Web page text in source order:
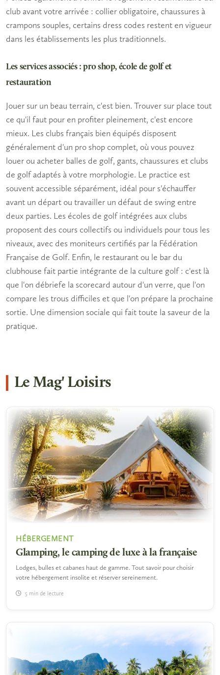
club avant votre arrivée : collier obligatoire, chaussures à
crampons souples, certains dress codes restent en vigueur
dans les établissements les plus traditionnels.
Les services associés : pro shop, école de golf et
restauration
Jouer sur un beau terrain, c'est bien. Trouver sur place tout
ce qu'il faut pour en profiter pleinement, c'est encore
mieux. Les clubs français bien équipés disposent
généralement d'un pro shop complet, où vous pouvez
louer ou acheter balles de golf, gants, chaussures et clubs
de golf adaptés à votre morphologie. Le practice est
souvent accessible séparément, idéal pour s'échauffer
avant un départ ou travailler un défaut de swing entre
deux parties. Les écoles de golf intégrées aux clubs
proposent des cours collectifs ou individuels pour tous les
niveaux, avec des moniteurs certifiés par la Fédération
Française de Golf. Enfin, le restaurant ou le bar du
clubhouse fait partie intégrante de la culture golf : c'est là
que l'on débriefe la scorecard autour d'un verre, que l'on
compare les trous difficiles et que l'on prépare la prochaine
sortie. Une dimension sociale qui fait toute la saveur de la
pratique.
Le Mag' Loisirs
HÉBERGEMENT
Glamping, le camping de luxe à la française
Lodges, bulles et cabanes haut de gamme. Tout savoir pour choisir
votre hébergement insolite et réserver sereinement.
5 min de lecture